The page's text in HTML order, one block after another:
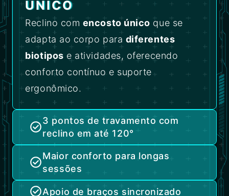
ÚNICO
Reclino com encosto único que se
adapta ao corpo para diferentes
biotipos e atividades, oferecendo
conforto contínuo e suporte
ergonômico.
3 pontos de travamento com
reclino em até 120°
Maior conforto para longas
sessões
Apoio de braços sincronizado